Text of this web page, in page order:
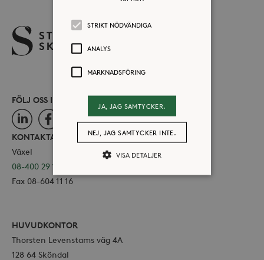
FÖLJ OSS I SOCIALA MEDIER
LinkedInFacebookInstagram
KONTAKTA OSS
Växel
08-400 29 100
Fax 08-604 11 16
HUVUDKONTOR
Thorsten Levenstams väg 4A
128 64 Sköndal
STRIKT NÖDVÄNDIGA
ANALYS
MARKNADSFÖRING
JA, JAG SAMTYCKER.
NEJ, JAG SAMTYCKER INTE.
VISA DETALJER
Strikt nödvändiga kakor tillåter
kärnwebbplatsfunktioner som